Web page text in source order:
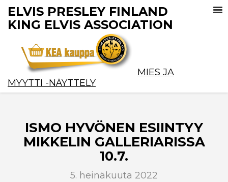
ELVIS PRESLEY FINLAND
KING ELVIS ASSOCIATION
MIES JA
MYYTTI -NÄYTTELY
ISMO HYVÖNEN ESIINTYY
MIKKELIN GALLERIARISSA
10.7.
5. heinäkuuta 2022